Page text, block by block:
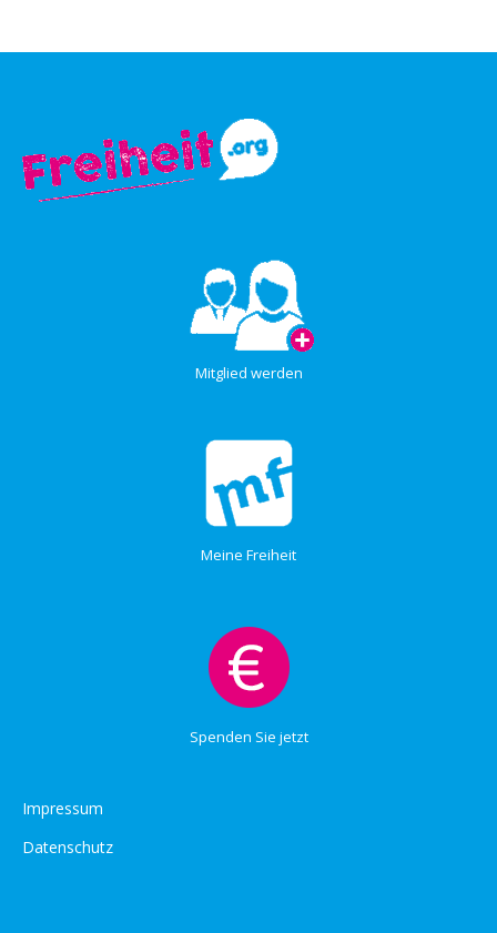
Mitglied werden
Meine Freiheit
Spenden Sie jetzt
Impressum
Datenschutz